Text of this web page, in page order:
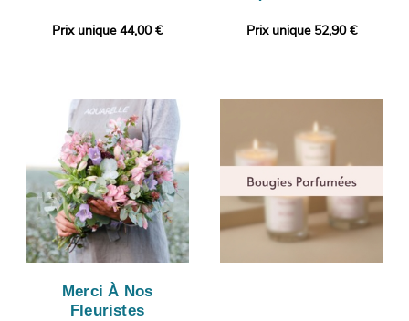
Prix unique 44,00 € Prix unique 52,90 €
Merci À Nos
Fleuristes